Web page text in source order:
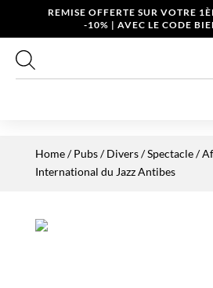
REMISE OFFERTE SUR VOTRE
-10% | AVEC LE CODE
Home/Pubs / Divers/Spectacle/
International du Jazz Antibes